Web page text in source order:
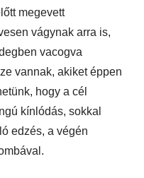
megevett
vágynak arra is,
vacogva
vannak, akiket éppen
hogy a cél
kínlódás, sokkal
edzés, a végén